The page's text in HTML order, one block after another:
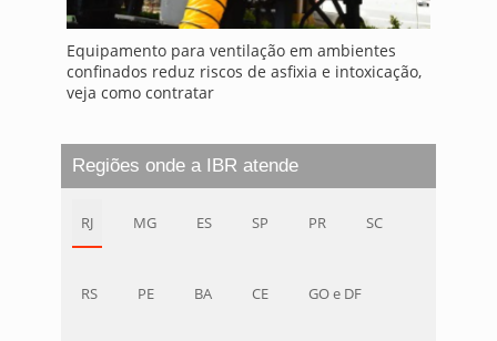
Equipamento para ventilação em ambientes
confinados reduz riscos de asfixia e intoxicação,
veja como contratar
Regiões onde a IBR atende
RJ MG ES SP PR SC
RS PE BA CE GO e DF